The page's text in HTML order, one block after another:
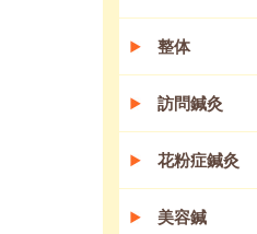
整体
訪問鍼灸
花粉症鍼灸
美容鍼